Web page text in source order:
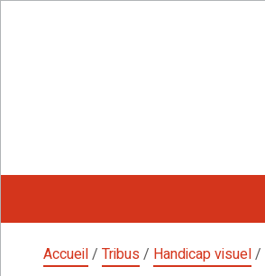
Accueil/ Tribus/ Handicap visuel/